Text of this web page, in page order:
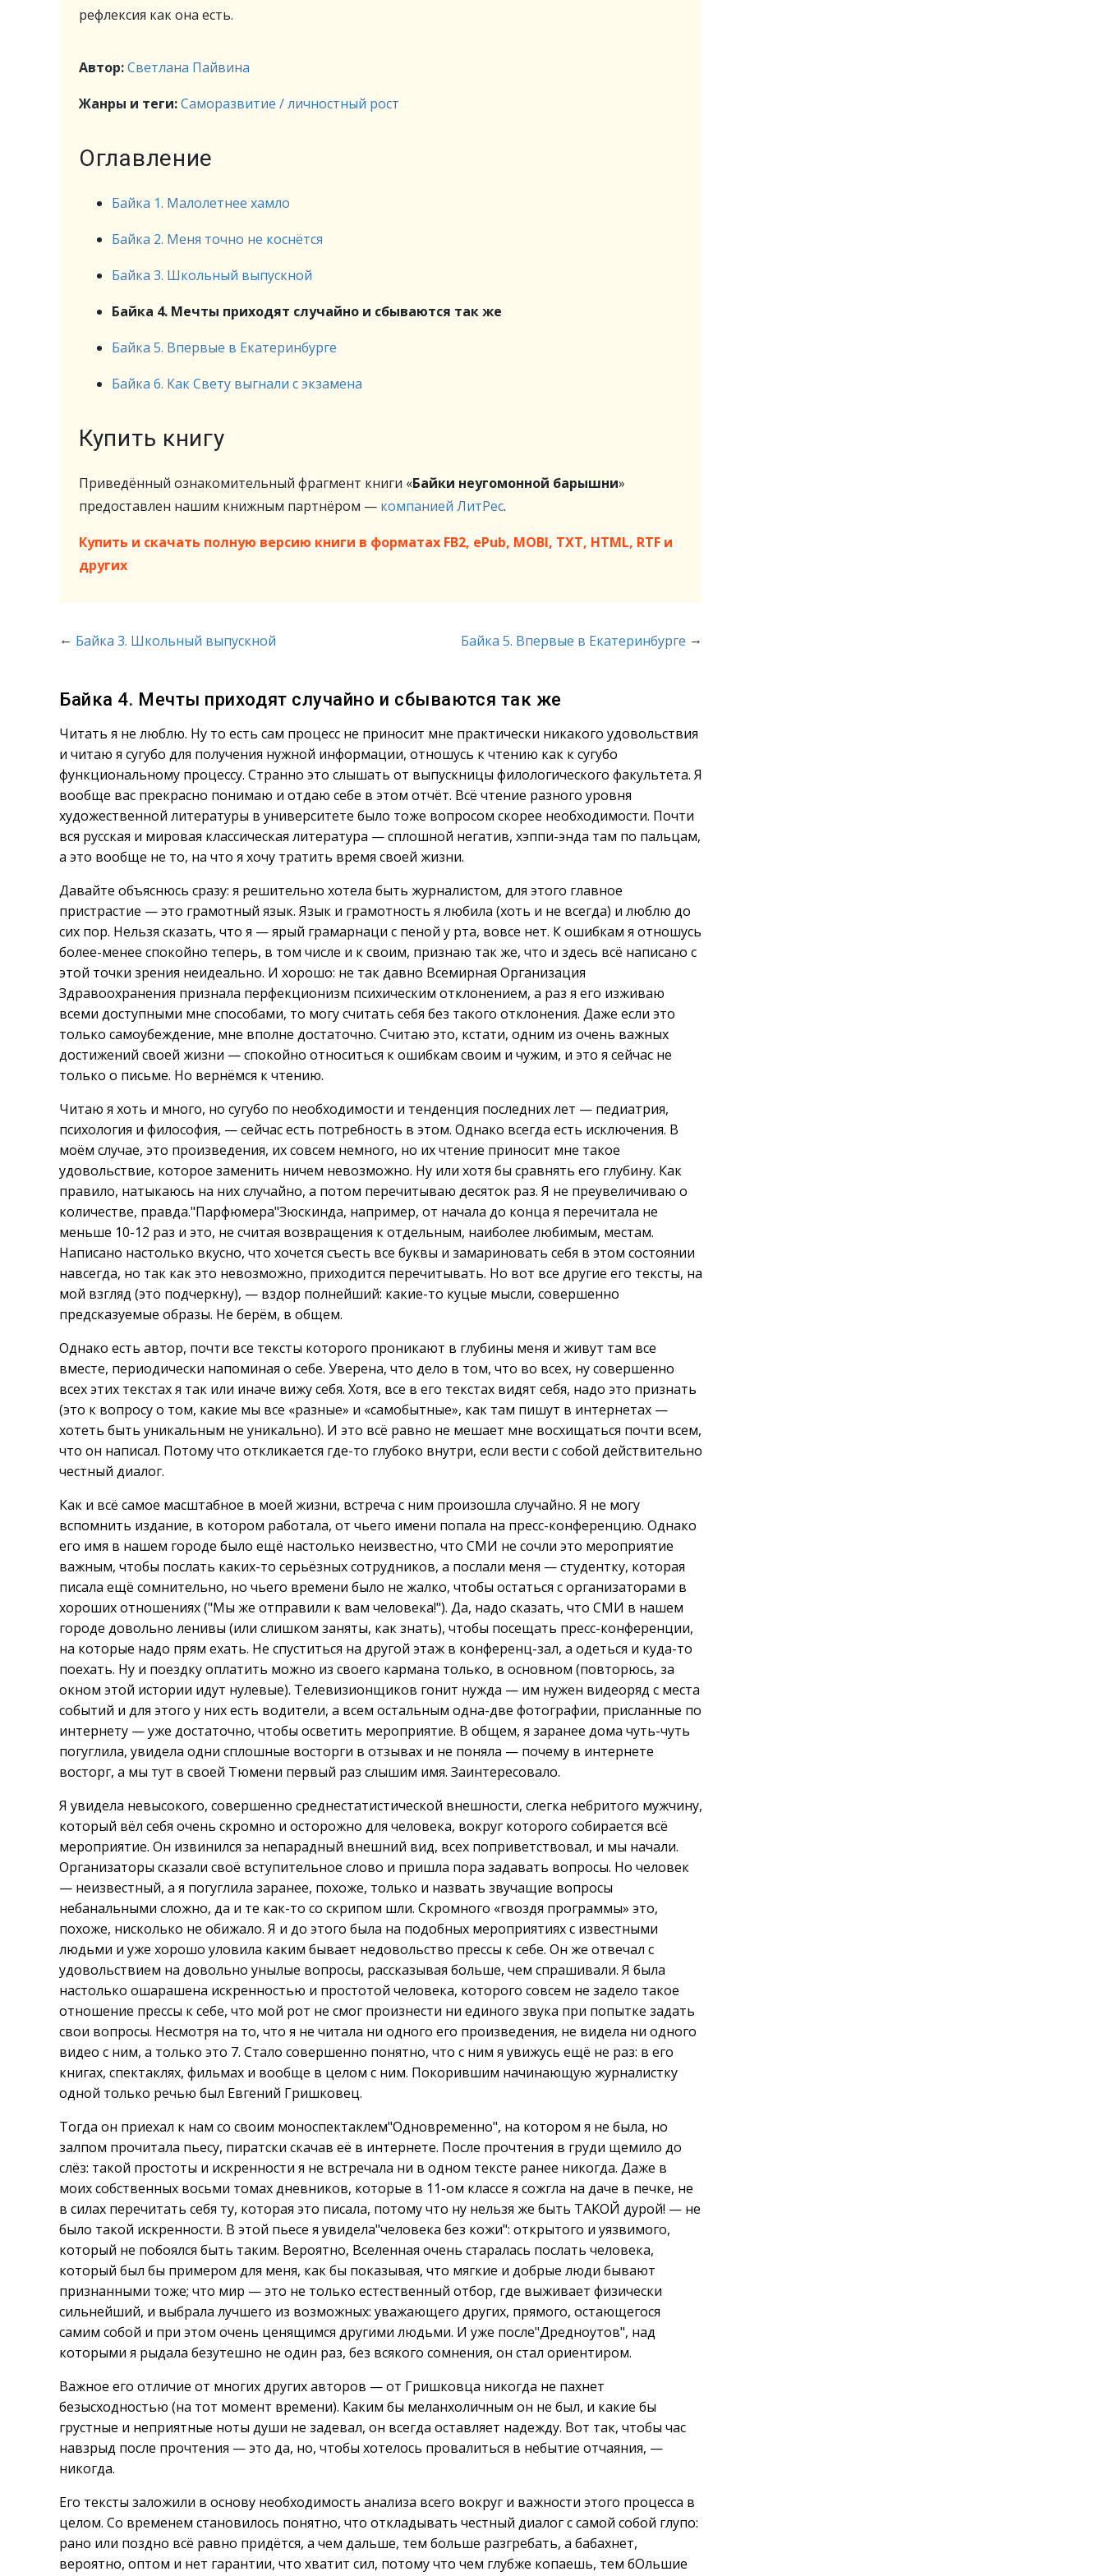
рефлексия как она есть.
Автор:Светлана Пайвина
Жанры и теги:Саморазвитие / личностный рост
Оглавление
Байка 1. Малолетнее хамло
Байка 2. Меня точно не коснётся
Байка 3. Школьный выпускной
Байка 4. Мечты приходят случайно и сбываются так же
Байка 5. Впервые в Екатеринбурге
Байка 6. Как Свету выгнали с экзамена
Купить книгу
Приведённый ознакомительный фрагмент книги «Байки неугомонной барышни»
предоставлен нашим книжным партнёром — компанией ЛитРес.
Купить и скачать полную версию книги в форматах FB2, ePub, MOBI, TXT, HTML, RTF и
других
← Байка 3. Школьный выпускной Байка 5. Впервые в Екатеринбурге →
Байка 4. Мечты приходят случайно и сбываются так же
Читать я не люблю. Ну то есть сам процесс не приносит мне практически никакого удовольствия
и читаю я сугубо для получения нужной информации, отношусь к чтению как к сугубо
функциональному процессу. Странно это слышать от выпускницы филологического факультета. Я
вообще вас прекрасно понимаю и отдаю себе в этом отчёт. Всё чтение разного уровня
художественной литературы в университете было тоже вопросом скорее необходимости. Почти
вся русская и мировая классическая литература — сплошной негатив, хэппи-энда там по пальцам,
а это вообще не то, на что я хочу тратить время своей жизни.
Давайте объяснюсь сразу: я решительно хотела быть журналистом, для этого главное
пристрастие — это грамотный язык. Язык и грамотность я любила (хоть и не всегда) и люблю до
сих пор. Нельзя сказать, что я — ярый грамарнаци с пеной у рта, вовсе нет. К ошибкам я отношусь
более-менее спокойно теперь, в том числе и к своим, признаю так же, что и здесь всё написано с
этой точки зрения неидеально. И хорошо: не так давно Всемирная Организация
Здравоохранения признала перфекционизм психическим отклонением, а раз я его изживаю
всеми доступными мне способами, то могу считать себя без такого отклонения. Даже если это
только самоубеждение, мне вполне достаточно. Считаю это, кстати, одним из очень важных
достижений своей жизни — спокойно относиться к ошибкам своим и чужим, и это я сейчас не
только о письме. Но вернёмся к чтению.
Читаю я хоть и много, но сугубо по необходимости и тенденция последних лет — педиатрия,
психология и философия, — сейчас есть потребность в этом. Однако всегда есть исключения. В
моём случае, это произведения, их совсем немного, но их чтение приносит мне такое
удовольствие, которое заменить ничем невозможно. Ну или хотя бы сравнять его глубину. Как
правило, натыкаюсь на них случайно, а потом перечитываю десяток раз. Я не преувеличиваю о
количестве, правда."Парфюмера"Зюскинда, например, от начала до конца я перечитала не
меньше 10-12 раз и это, не считая возвращения к отдельным, наиболее любимым, местам.
Написано настолько вкусно, что хочется съесть все буквы и замариновать себя в этом состоянии
навсегда, но так как это невозможно, приходится перечитывать. Но вот все другие его тексты, на
мой взгляд (это подчеркну), — вздор полнейший: какие-то куцые мысли, совершенно
предсказуемые образы. Не берём, в общем.
Однако есть автор, почти все тексты которого проникают в глубины меня и живут там все
вместе, периодически напоминая о себе. Уверена, что дело в том, что во всех, ну совершенно
всех этих текстах я так или иначе вижу себя. Хотя, все в его текстах видят себя, надо это признать
(это к вопросу о том, какие мы все «разные» и «самобытные», как там пишут в интернетах —
хотеть быть уникальным не уникально). И это всё равно не мешает мне восхищаться почти всем,
что он написал. Потому что откликается где-то глубоко внутри, если вести с собой действительно
честный диалог.
Как и всё самое масштабное в моей жизни, встреча с ним произошла случайно. Я не могу
вспомнить издание, в котором работала, от чьего имени попала на пресс-конференцию. Однако
его имя в нашем городе было ещё настолько неизвестно, что СМИ не сочли это мероприятие
важным, чтобы послать каких-то серьёзных сотрудников, а послали меня — студентку, которая
писала ещё сомнительно, но чьего времени было не жалко, чтобы остаться с организаторами в
хороших отношениях ("Мы же отправили к вам человека!"). Да, надо сказать, что СМИ в нашем
городе довольно ленивы (или слишком заняты, как знать), чтобы посещать пресс-конференции,
на которые надо прям ехать. Не спуститься на другой этаж в конференц-зал, а одеться и куда-то
поехать. Ну и поездку оплатить можно из своего кармана только, в основном (повторюсь, за
окном этой истории идут нулевые). Телевизионщиков гонит нужда — им нужен видеоряд с места
событий и для этого у них есть водители, а всем остальным одна-две фотографии, присланные по
интернету — уже достаточно, чтобы осветить мероприятие. В общем, я заранее дома чуть-чуть
погуглила, увидела одни сплошные восторги в отзывах и не поняла — почему в интернете
восторг, а мы тут в своей Тюмени первый раз слышим имя. Заинтересовало.
Я увидела невысокого, совершенно среднестатистической внешности, слегка небритого мужчину,
который вёл себя очень скромно и осторожно для человека, вокруг которого собирается всё
мероприятие. Он извинился за непарадный внешний вид, всех поприветствовал, и мы начали.
Организаторы сказали своё вступительное слово и пришла пора задавать вопросы. Но человек
— неизвестный, а я погуглила заранее, похоже, только и назвать звучащие вопросы
небанальными сложно, да и те как-то со скрипом шли. Скромного «гвоздя программы» это,
похоже, нисколько не обижало. Я и до этого была на подобных мероприятиях с известными
людьми и уже хорошо уловила каким бывает недовольство прессы к себе. Он же отвечал с
удовольствием на довольно унылые вопросы, рассказывая больше, чем спрашивали. Я была
настолько ошарашена искренностью и простотой человека, которого совсем не задело такое
отношение прессы к себе, что мой рот не смог произнести ни единого звука при попытке задать
свои вопросы. Несмотря на то, что я не читала ни одного его произведения, не видела ни одного
видео с ним, а только это 7. Стало совершенно понятно, что с ним я увижусь ещё не раз: в его
книгах, спектаклях, фильмах и вообще в целом с ним. Покорившим начинающую журналистку
одной только речью был Евгений Гришковец.
Тогда он приехал к нам со своим моноспектаклем"Одновременно", на котором я не была, но
залпом прочитала пьесу, пиратски скачав её в интернете. После прочтения в груди щемило до
слёз: такой простоты и искренности я не встречала ни в одном тексте ранее никогда. Даже в
моих собственных восьми томах дневников, которые в 11-ом классе я сожгла на даче в печке, не
в силах перечитать себя ту, которая это писала, потому что ну нельзя же быть ТАКОЙ дурой! — не
было такой искренности. В этой пьесе я увидела"человека без кожи": открытого и уязвимого,
который не побоялся быть таким. Вероятно, Вселенная очень старалась послать человека,
который был бы примером для меня, как бы показывая, что мягкие и добрые люди бывают
признанными тоже; что мир — это не только естественный отбор, где выживает физически
сильнейший, и выбрала лучшего из возможных: уважающего других, прямого, остающегося
самим собой и при этом очень ценящимся другими людьми. И уже после"Дредноутов", над
которыми я рыдала безутешно не один раз, без всякого сомнения, он стал ориентиром.
Важное его отличие от многих других авторов — от Гришковца никогда не пахнет
безысходностью (на тот момент времени). Каким бы меланхоличным он не был, и какие бы
грустные и неприятные ноты души не задевал, он всегда оставляет надежду. Вот так, чтобы час
навзрыд после прочтения — это да, но, чтобы хотелось провалиться в небытие отчаяния, —
никогда.
Его тексты заложили в основу необходимость анализа всего вокруг и важности этого процесса в
целом. Со временем становилось понятно, что откладывать честный диалог с самой собой глупо:
рано или поздно всё равно придётся, а чем дальше, тем больше разгребать, а бабахнет,
вероятно, оптом и нет гарантии, что хватит сил, потому что чем глубже копаешь, тем бОльшие